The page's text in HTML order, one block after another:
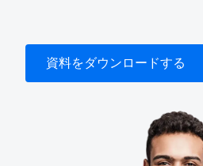
Denmark
Belgium
España
資料をダウンロードする